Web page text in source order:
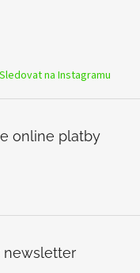
Sledovat na Instagramu
online platby
newsletter